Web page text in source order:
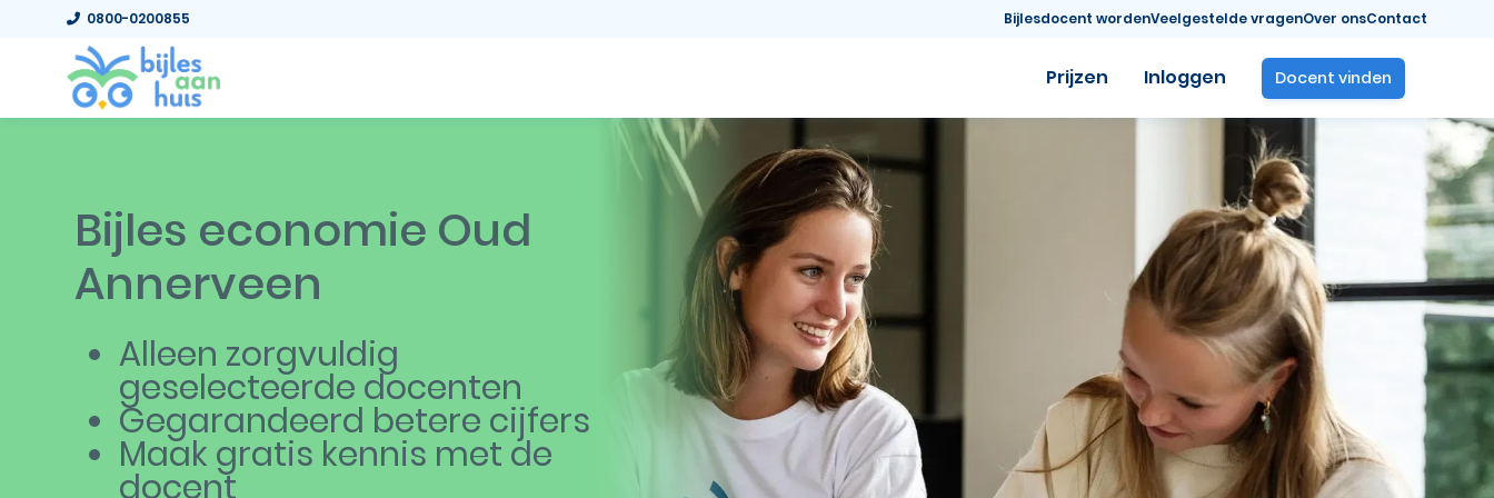
0800-0200855 Bijlesdocent wordenVeelgestelde vragenOver onsContact
Prijzen Inloggen Docent vinden
Bijles economie Oud
Annerveen
Alleen zorgvuldig
geselecteerde docenten
Gegarandeerd betere cijfers
Maak gratis kennis met de
docent